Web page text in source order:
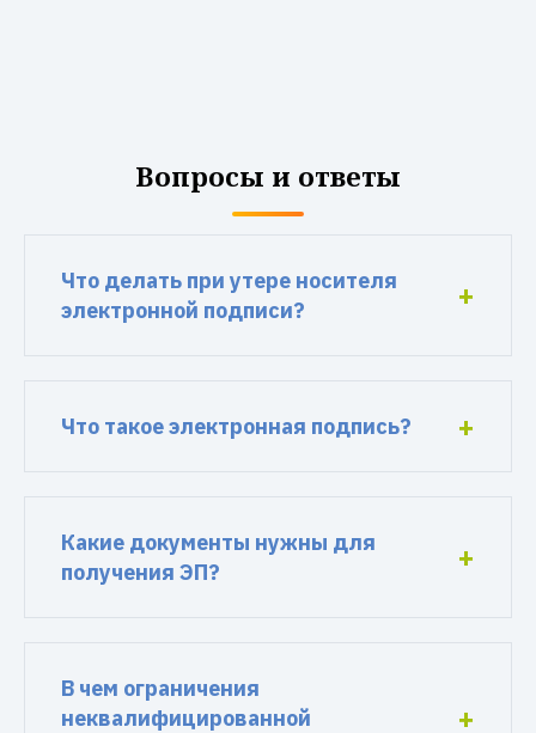
Вопросы и ответы
Что делать при утере носителя
электронной подписи?
Что такое электронная подпись?
Какие документы нужны для
получения ЭП?
В чем ограничения
неквалифицированной